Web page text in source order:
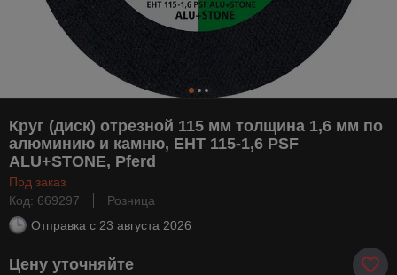
Круг (диск) отрезной 115 мм толщина 1,6 мм по
алюминию и камню, EHT 115-1,6 PSF
ALU+STONE, Pferd
Под заказ
Код: 669297
Розница
Отправка с 23 августа 2026
Цену уточняйте